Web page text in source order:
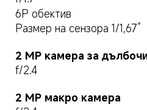
6P обектив
Размер на сензора 1/1,67”
2 MP камера за
f/2.4
2 MP макро камера